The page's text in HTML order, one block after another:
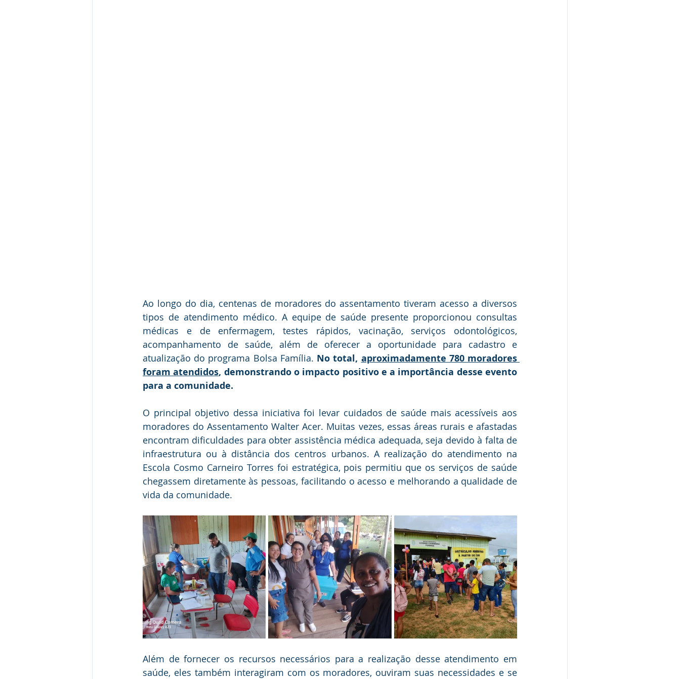
Ao longo do dia, centenas de moradores do assentamento tiveram acesso a diversos
tipos de atendimento médico. A equipe de saúde presente proporcionou consultas
médicas e de enfermagem, testes rápidos, vacinação, serviços odontológicos,
acompanhamento de saúde, além de oferecer a oportunidade para cadastro e
atualização do programa Bolsa Família. No total, aproximadamente 780 moradores
foram atendidos, demonstrando o impacto positivo e a importância desse evento
para a comunidade.
O principal objetivo dessa iniciativa foi levar cuidados de saúde mais acessíveis aos
moradores do Assentamento Walter Acer. Muitas vezes, essas áreas rurais e afastadas
encontram dificuldades para obter assistência médica adequada, seja devido à falta de
infraestrutura ou à distância dos centros urbanos. A realização do atendimento na
Escola Cosmo Carneiro Torres foi estratégica, pois permitiu que os serviços de saúde
chegassem diretamente às pessoas, facilitando o acesso e melhorando a qualidade de
vida da comunidade.
Além de fornecer os recursos necessários para a realização desse atendimento em
saúde, eles também interagiram com os moradores, ouviram suas necessidades e se